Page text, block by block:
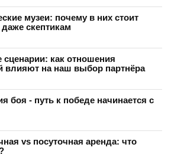
музеи: почему в них стоит
даже скептикам
как отношения
влияют на наш выбор партнёра
боя - путь к победе начинается с
vs посуточная аренда: что